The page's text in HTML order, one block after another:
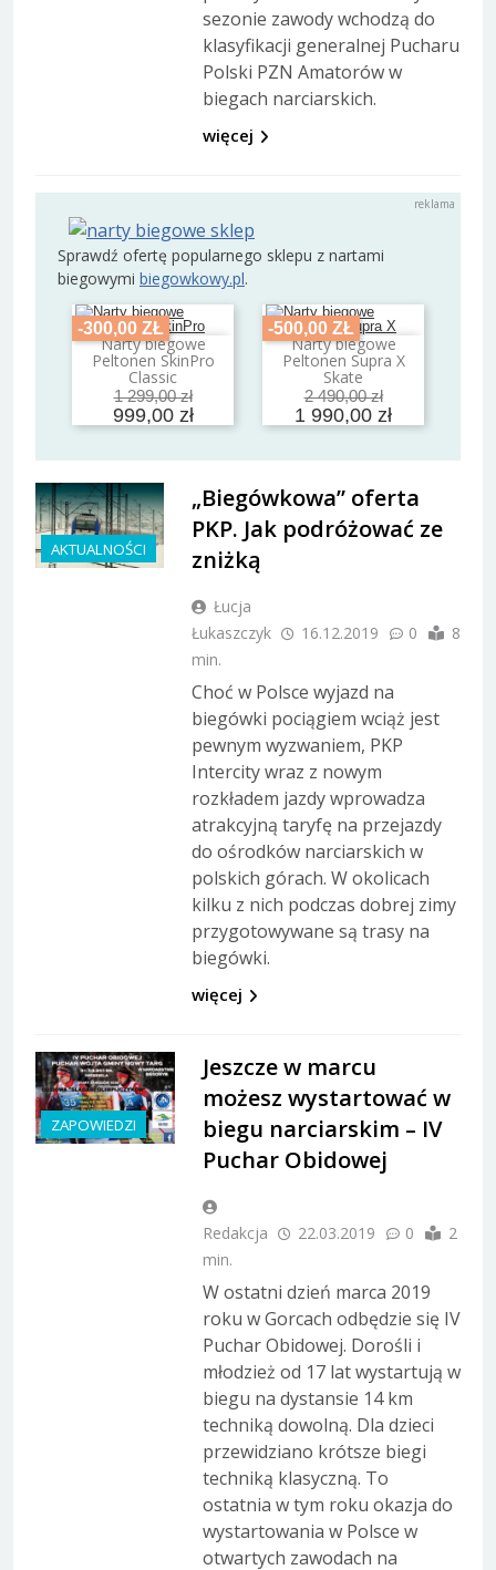
sezonie zawody wchodzą do
klasyfikacji generalnej Pucharu
Polski PZN Amatorów w
biegach narciarskich.
więcej
Sprawdź ofertę popularnego sklepu z nartami
biegowymi biegowkowy.pl.
-300,00 ZŁ
Narty biegowe
Peltonen SkinPro
Classic
1 299,00 zł
999,00 zł
Dodaj do koszyka
-500,00 ZŁ
Narty biegowe
Peltonen Supra X
Skate
2 490,00 zł
1 990,00 zł
Dodaj do koszyka
AKTUALNOŚCI
„Biegówkowa” oferta
PKP. Jak podróżować ze
zniżką
Łucja
Łukaszczyk
16.12.2019 0
8
min.
Choć w Polsce wyjazd na
biegówki pociągiem wciąż jest
pewnym wyzwaniem, PKP
Intercity wraz z nowym
rozkładem jazdy wprowadza
atrakcyjną taryfę na przejazdy
do ośrodków narciarskich w
polskich górach. W okolicach
kilku z nich podczas dobrej zimy
przygotowywane są trasy na
biegówki.
więcej
ZAPOWIEDZI
Jeszcze w marcu
możesz wystartować w
biegu narciarskim – IV
Puchar Obidowej
Redakcja 22.03.2019 0
2
min.
W ostatni dzień marca 2019
roku w Gorcach odbędzie się IV
Puchar Obidowej. Dorośli i
młodzież od 17 lat wystartują w
biegu na dystansie 14 km
techniką dowolną. Dla dzieci
przewidziano krótsze biegi
techniką klasyczną. To
ostatnia w tym roku okazja do
wystartowania w Polsce w
otwartych zawodach na